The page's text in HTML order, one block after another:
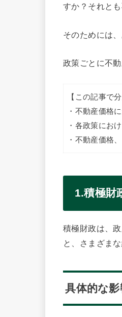
すか？それと
そのためには
政策ごとに不
【この記事で
・不動産価格
・各政策にお
・不動産価格
1.積極財
積極財政は、
と、さまざま
具体的な影